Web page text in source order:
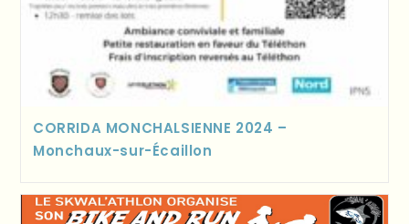
CORRIDA MONCHALSIENNE 2024 –
Monchaux-sur-Écaillon